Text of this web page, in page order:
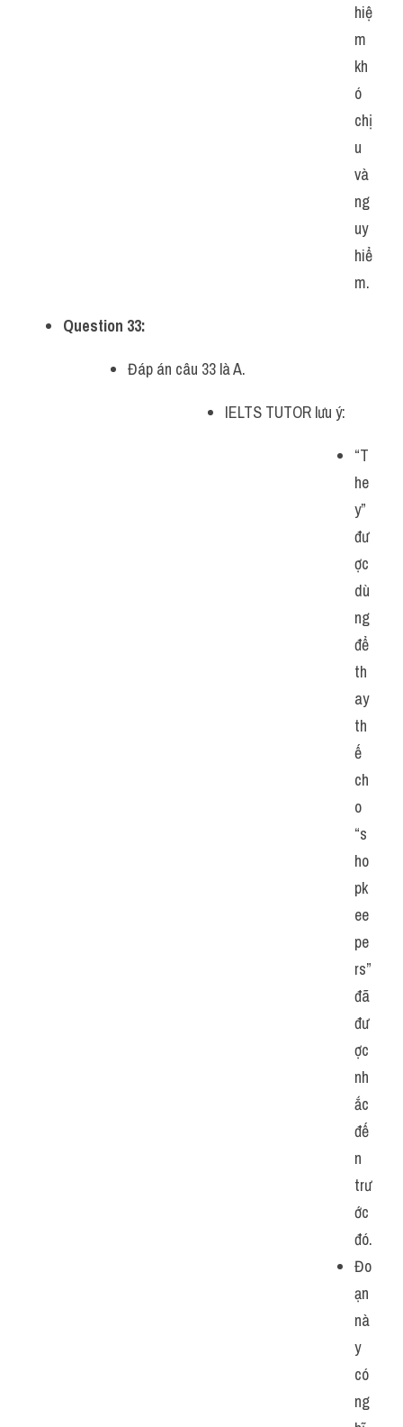
hiệ
m
kh
ó
chị
u
và
ng
uy
hiể
m.
Question 33:
Đáp án câu 33 là A.
IELTS TUTOR lưu ý:
“T
he
y”
đư
ợc
dù
ng
để
th
ay
th
ế
ch
o
“s
ho
pk
ee
pe
rs”
đã
đư
ợc
nh
ắc
đế
n
trư
ớc
đó.
Đo
ạn
nà
y
có
ng